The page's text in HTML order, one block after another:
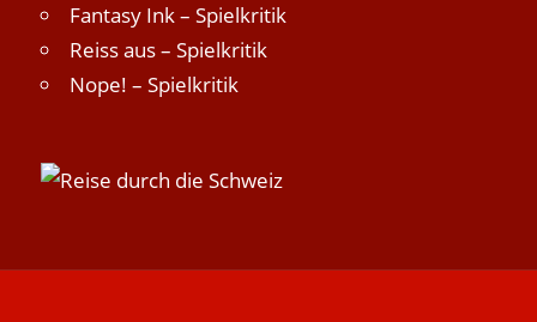
Fantasy Ink – Spielkritik
Reiss aus – Spielkritik
Nope! – Spielkritik